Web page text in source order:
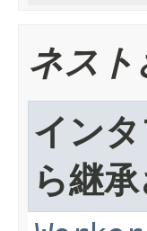
ネス
イン
ら継